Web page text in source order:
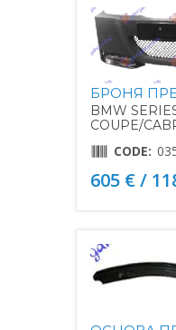
БРОНЯ
BMW
COUPE/
CODE:
605 € /